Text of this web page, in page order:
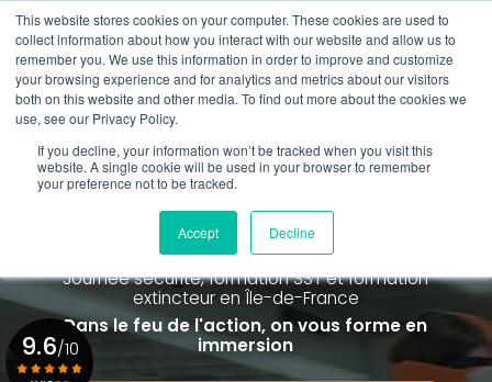
This website stores cookies on your computer. These cookies are used to
collect information about how you interact with our website and allow us to
remember you. We use this information in order to improve and customize
your browsing experience and for analytics and metrics about our visitors
both on this website and other media. To find out more about the cookies we
use, see our Privacy Policy.
If you decline, your information won’t be tracked when you visit this
website. A single cookie will be used in your browser to remember
your preference not to be tracked.
Accept Decline
Aller
au
contenu
principal
01 84 20 18 48
Rappel gratuit
Spécialiste de la formation SST et
de la Formation Incendie
à Paris La Défense depuis 2015
Journée sécurité, formation SST et formation
extincteuren Île-de-France
Dans le feu de l'action, on vous forme en
immersion
9.6/10